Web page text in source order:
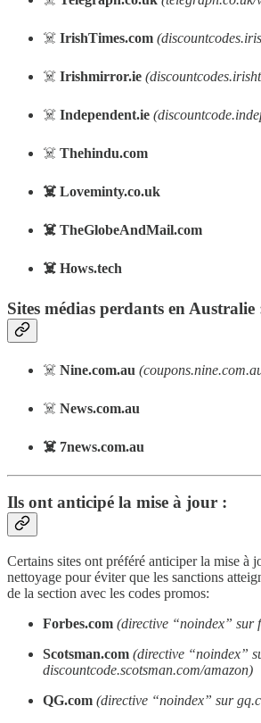
☠️ IrishTimes.com
☠️ Irishmirror.ie
☠️ Independent.ie
☠️ Thehindu.com
☠️ Loveminty.co.uk
☠️ TheGlobeAndMail.com
☠️ Hows.tech
Sites médias perdants en Australie
☠️ Nine.com.au
☠️ News.com.au
☠️ 7news.com.au
Ils ont anticipé la mise à jour :
Certains sites ont préféré anticiper la mise à
nettoyage pour éviter que les sanctions
de la section avec les codes promos:
Forbes.com (directive “noindex” sur
Scotsman.com (directive “noindex”
discountcode.scotsman.com/amazon)
QG.com (directive “noindex” sur